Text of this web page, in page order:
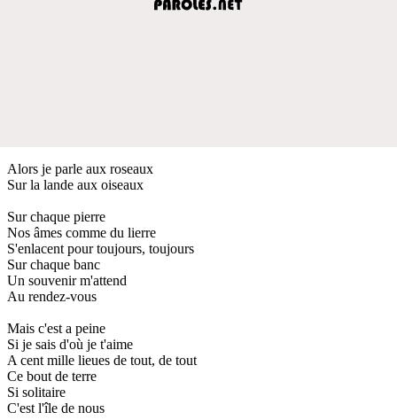
Alors je parle aux roseaux
Sur la lande aux oiseaux
Sur chaque pierre
Nos âmes comme du lierre
S'enlacent pour toujours, toujours
Sur chaque banc
Un souvenir m'attend
Au rendez-vous
Mais c'est a peine
Si je sais d'où je t'aime
A cent mille lieues de tout, de tout
Ce bout de terre
Si solitaire
C'est l'île de nous